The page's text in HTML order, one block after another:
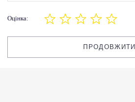
Оцінка:
ПРОДОВЖИТИ